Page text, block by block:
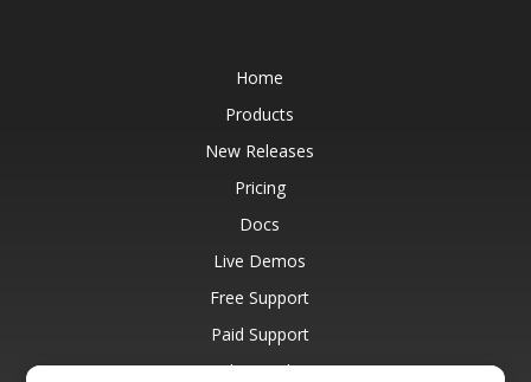
Home
Products
New Releases
Pricing
Docs
Live Demos
Free Support
Paid Support
Paid Consulting